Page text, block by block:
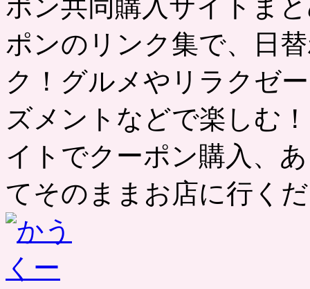
ポン共同購入サイトま
ポンのリンク集で、日
ク！グルメやリラクゼ
ズメントなどで楽しむ
イトでクーポン購入、
てそのままお店に行く